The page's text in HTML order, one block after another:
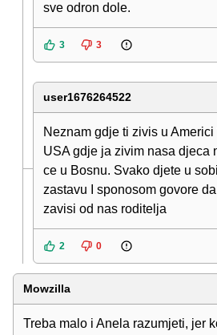
sve odron dole.
3 3
user1676264522
Neznam gdje ti zivis u
USA gdje ja zivim nasa djeca
ce u Bosnu. Svako djete u
zastavu I sponosom govore
zavisi od nas roditelja
2 0
Mowzilla
Treba malo i Anela razumjeti, jer